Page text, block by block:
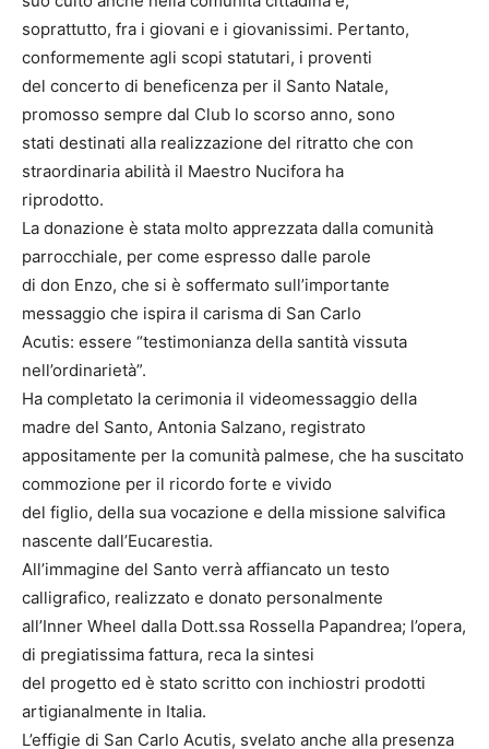
soprattutto, fra i giovani e i giovanissimi. Pertanto,
conformemente agli scopi statutari, i proventi
del concerto di beneficenza per il Santo Natale,
promosso sempre dal Club lo scorso anno, sono
stati destinati alla realizzazione del ritratto che con
straordinaria abilità il Maestro Nucifora ha
riprodotto.
La donazione è stata molto apprezzata dalla comunità
parrocchiale, per come espresso dalle parole
di don Enzo, che si è soffermato sull’importante
messaggio che ispira il carisma di San Carlo
Acutis: essere “testimonianza della santità vissuta
nell’ordinarietà”.
Ha completato la cerimonia il videomessaggio della
madre del Santo, Antonia Salzano, registrato
appositamente per la comunità palmese, che ha suscitato
commozione per il ricordo forte e vivido
del figlio, della sua vocazione e della missione salvifica
nascente dall’Eucarestia.
All’immagine del Santo verrà affiancato un testo
calligrafico, realizzato e donato personalmente
all’Inner Wheel dalla Dott.ssa Rossella Papandrea; l’opera,
di pregiatissima fattura, reca la sintesi
del progetto ed è stato scritto con inchiostri prodotti
artigianalmente in Italia.
L’effigie di San Carlo Acutis, svelato anche alla presenza